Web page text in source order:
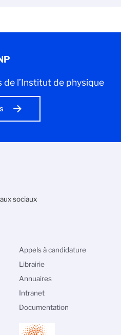
l’Institut de physique
sociaux
Appels à candidature
Librairie
Annuaires
Intranet
Documentation